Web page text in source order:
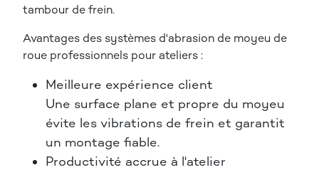
tambour de frein.
Avantages des systèmes d'abrasion de moyeu de
roue professionnels pour ateliers :
Meilleure expérience client
Une surface plane et propre du moyeu
évite les vibrations de frein et garantit
un montage fiable.
Productivité accrue à l'atelier